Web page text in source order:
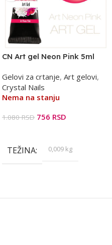
CN Art gel Neon Pink 5ml
Gelovi za crtanje, Art gelovi,
Crystal Nails
Nema na stanju
1.080RSD 756 RSD
TEŽINA 0,009 kg